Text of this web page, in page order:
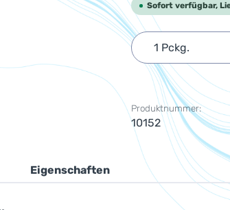
Sofort verfügbar,
Produkt
Produktnummer:
10152
Eigenschaften